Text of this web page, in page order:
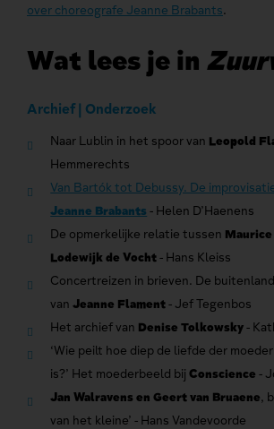
over choreografe Jeanne Brabants.
Wat lees je in
Archief | Onderzoek
Naar Lublin in het spoor van Leopold
Hemmerechts
Van Bartók tot Debussy. De
Jeanne Brabants - Helen D’Haenens
De opmerkelijke relatie tussen
Lodewijk de Vocht- Hans Kleiss
Concertreizen in brieven. De
vanJeanne Flament- Jef Tegenbos
Het archief van Denise Tolkowsky-
‘Wie peilt hoe diep de liefde der
is?’ Het moederbeeld bijConscience-
Jan Walravens en Geert van Bruaene,
van het kleine’ - Hans Vandevoorde